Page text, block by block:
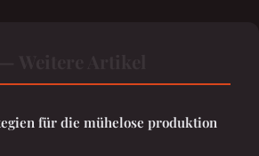
für die mühelose produktion